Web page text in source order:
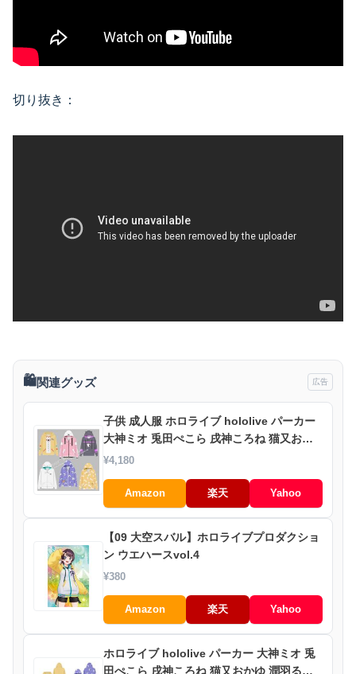
切り抜き：
🛍️関連グッズ 広告
子供 成人服 ホロライブ hololive パーカー
大神ミオ 兎田ぺこら 戌神ころね 猫又おか
ゆ 潤羽るしあ 小鳥遊キアラ パーカー フー
¥4,180
Amazon 楽天 Yahoo
【09 大空スバル】ホロライブプロダクショ
ン ウエハースvol.4
¥380
Amazon 楽天 Yahoo
ホロライブ hololive パーカー 大神ミオ 兎
田ぺこら 戌神ころね 猫又おかゆ 潤羽るし